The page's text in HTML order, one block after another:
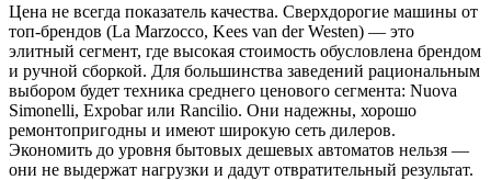
Цена не всегда показатель качества. Сверхдорогие машины от
топ-брендов (La Marzocco, Kees van der Westen) — это
элитный сегмент, где высокая стоимость обусловлена брендом
и ручной сборкой. Для большинства заведений рациональным
выбором будет техника среднего ценового сегмента: Nuova
Simonelli, Expobar или Rancilio. Они надежны, хорошо
ремонтопригодны и имеют широкую сеть дилеров.
Экономить до уровня бытовых дешевых автоматов нельзя —
они не выдержат нагрузки и дадут отвратительный результат.